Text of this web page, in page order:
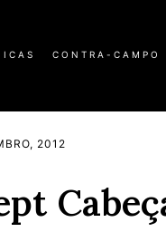
CONTRA-CAMPO
2012